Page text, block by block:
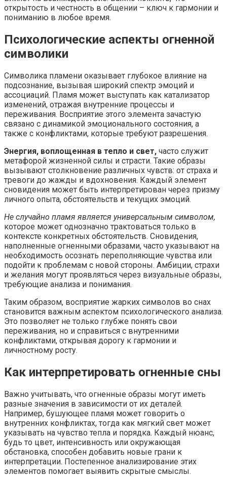
открытость и честность в общении – ключ к гармонии и
пониманию в любое время.
Психологические аспекты огненной
символики
Символика пламени оказывает глубокое влияние на
подсознание, вызывая широкий спектр эмоций и
ассоциаций. Пламя может выступать как катализатор
изменений, отражая внутренние процессы и
переживания. Восприятие этого элемента зачастую
связано с динамикой эмоционального состояния, а
также с конфликтами, которые требуют разрешения.
Энергия, воплощенная в тепло и свет, часто служит
метафорой жизненной силы и страсти. Такие образы
вызывают столкновение различных чувств: от страха и
тревоги до жажды и вдохновения. Каждый элемент
сновидения может быть интерпретирован через призму
личного опыта, обстоятельств и текущих эмоций.
Не случайно пламя является универсальным символом,
которое может однозначно трактоваться только в
контексте конкретных обстоятельств. Сновидения,
наполненные огненными образами, часто указывают на
необходимость осознать переполняющие чувства или
подойти к проблемам с новой стороны. Амбиции, страхи
и желания могут проявляться через визуальные образы,
требующие анализа и понимания.
Таким образом, восприятие жарких символов во снах
становится важным аспектом психологического анализа.
Это позволяет не только глубже понять свои
переживания, но и справиться с внутренними
конфликтами, открывая дорогу к гармонии и
личностному росту.
Как интерпретировать огненные сны
Важно учитывать, что огненные образы могут иметь
разные значения в зависимости от их деталей.
Например, бушующее пламя может говорить о
внутренних конфликтах, тогда как мягкий свет может
указывать на чувство тепла и порядка. Каждый нюанс,
будь то цвет, интенсивность или окружающая
обстановка, способен добавить новые грани к
интерпретации. Постепенное анализирование этих
элементов помогает выявить скрытые смыслы.